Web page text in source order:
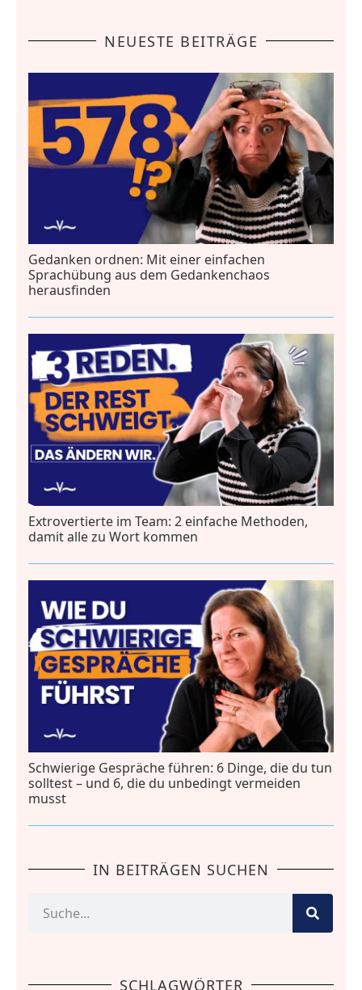
NEUESTE BEITRÄGE
Gedanken ordnen: Mit einer einfachen
Sprachübung aus dem Gedankenchaos
herausfinden
Extrovertierte im Team: 2 einfache Methoden,
damit alle zu Wort kommen
Schwierige Gespräche führen: 6 Dinge, die du tun
solltest – und 6, die du unbedingt vermeiden
musst
IN BEITRÄGEN SUCHEN
SCHLAGWÖRTER